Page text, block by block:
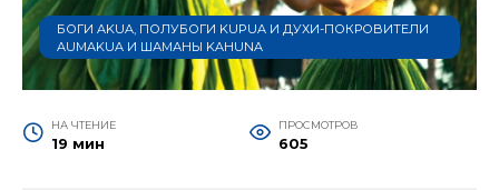
БОГИ AKUA, ПОЛУБОГИ KUPUA И ДУХИ-ПОКРОВИТЕЛИ
AUMAKUA И ШАМАНЫ KAHUNA
НА ЧТЕНИЕ
19 мин
ПРОСМОТРОВ
605